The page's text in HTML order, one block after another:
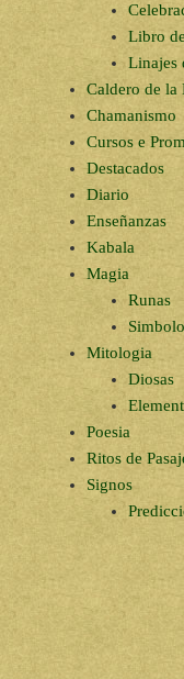
Libro
Linajes
Caldero de la
Chamanismo
Cursos e
Destacados
Diario
Enseñanzas
Kabala
Magia
Runas
Mitologia
Diosas
Poesia
Ritos de
Signos